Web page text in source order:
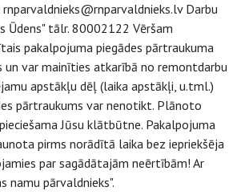
Darbu
Ūdens" tālr. 80002122 Vēršam
pakalpojuma piegādes pārtraukuma
un var mainīties atkarībā no remontdarbu
apstākļu dēļ (laika apstākļi, u.tml.)
pārtraukums var nenotikt. Plānoto
Jūsu klātbūtne. Pakalpojuma
pirms norādītā laika bez iepriekšēja
par sagādātajām neērtībām! Ar
namu pārvaldnieks".